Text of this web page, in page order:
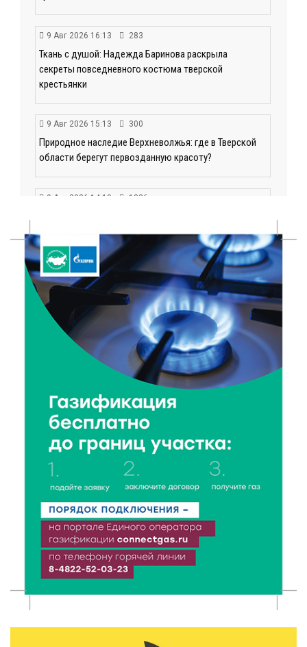
9 Авг 2026 16:13 283
Ткань с душой: Надежда Баринова раскрыла
секреты повседневного костюма тверской
крестьянки
9 Авг 2026 15:13 300
Природное наследие Верхневолжья: где в Тверской
области берегут первозданную красоту?
9 Авг 2026 14:19 1326
рублей
9 Авг 2026 14:13 287
Вышневолоцкий музей раскроет малоизвестные
страницы биографии Муслима Магомаева
9 Авг 2026 13:13 424
Поддержка и знания: в Рамешках обсудили
тонкости грудного вскармливания
9 Авг 2026 12:13 345
От проекта к проекту: в Твери самозанятость чаще
воспринимают как временную меру
9 Авг 2026 12:12 603
Бологовские школьники доказали чистоту воздуха
в парке
9 Авг 2026 11:13 334
2214